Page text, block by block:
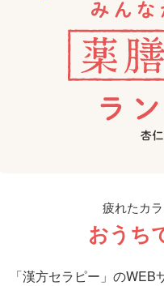
疲れたカ
おうち
「漢方セラピー」の